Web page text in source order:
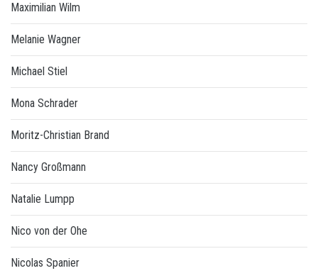
Maximilian Wilm
Melanie Wagner
Michael Stiel
Mona Schrader
Moritz-Christian Brand
Nancy Großmann
Natalie Lumpp
Nico von der Ohe
Nicolas Spanier